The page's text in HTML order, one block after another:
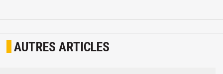
AUTRES ARTICLES